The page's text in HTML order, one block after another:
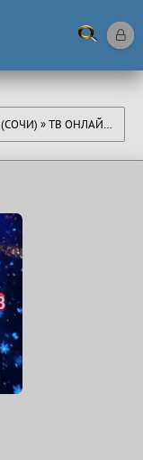
»ТВ ОНЛАЙН